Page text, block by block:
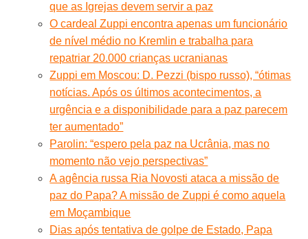
que as Igrejas devem servir a paz
O cardeal Zuppi encontra apenas um funcionário
de nível médio no Kremlin e trabalha para
repatriar 20.000 crianças ucranianas
Zuppi em Moscou: D. Pezzi (bispo russo), “ótimas
notícias. Após os últimos acontecimentos, a
urgência e a disponibilidade para a paz parecem
ter aumentado”
Parolin: “espero pela paz na Ucrânia, mas no
momento não vejo perspectivas”
A agência russa Ria Novosti ataca a missão de
paz do Papa? A missão de Zuppi é como aquela
em Moçambique
Dias após tentativa de golpe de Estado, Papa